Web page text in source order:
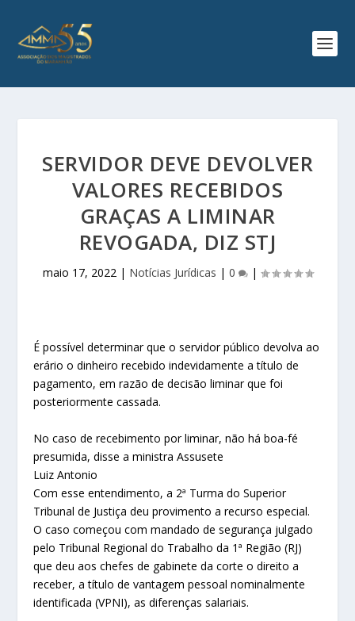
SERVIDOR DEVE DEVOLVER
VALORES RECEBIDOS
GRAÇAS A LIMINAR
REVOGADA, DIZ STJ
maio 17, 2022| Notícias Jurídicas | 0 |
É possível determinar que o servidor público devolva ao
erário o dinheiro recebido indevidamente a título de
pagamento, em razão de decisão liminar que foi
posteriormente cassada.
No caso de recebimento por liminar, não há boa-fé
presumida, disse a ministra Assusete
Luiz Antonio
Com esse entendimento, a 2ª Turma do Superior
Tribunal de Justiça deu provimento a recurso especial.
O caso começou com mandado de segurança julgado
pelo Tribunal Regional do Trabalho da 1ª Região (RJ)
que deu aos chefes de gabinete da corte o direito a
receber, a título de vantagem pessoal nominalmente
identificada (VPNI), as diferenças salariais.